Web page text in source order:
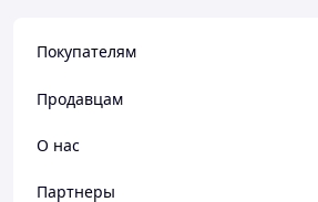
Покупателям
Продавцам
О нас
Партнеры